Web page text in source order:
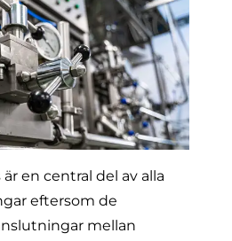
en central del av alla
eftersom de
mellan